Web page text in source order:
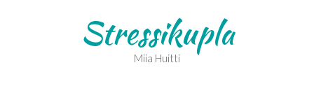
Stressikupla
Miia Huitti